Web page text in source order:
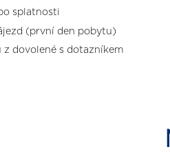
splatnosti
(první den pobytu)
z dovolené s dotazníkem